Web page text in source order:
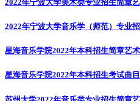
2022年宁波大学音乐学（师范）专业
星海音乐学院2022年本科招生简章艺
星海音乐学院2022年本科招生考试曲
苏州大学2022年音乐类专业招生简章